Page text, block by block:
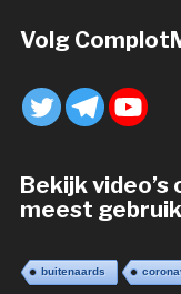
Volg
Bekijk video’s
meest
buitenaards